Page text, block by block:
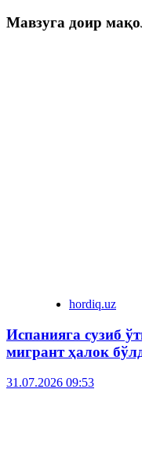
Мавзуга доир
hordiq.uz
Испанияга сузиб
мигрант ҳалок
31.07.2026 09:53